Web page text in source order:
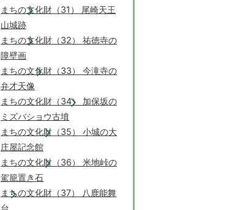
まちの文化財（31） 尾崎天王
山城跡
まちの文化財（32） 祐徳寺の
障壁画
まちの文化財（33） 今滝寺の
弁才天像
まちの文化財（34） 加保坂の
ミズバショウ古墳
まちの文化財（35） 小城の大
庄屋記念館
まちの文化財（36） 米地峠の
駕籠置き石
まちの文化財（37） 八鹿能舞
台